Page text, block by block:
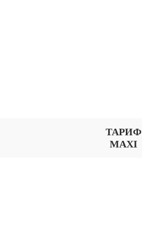
ТАРИФ
MAXI